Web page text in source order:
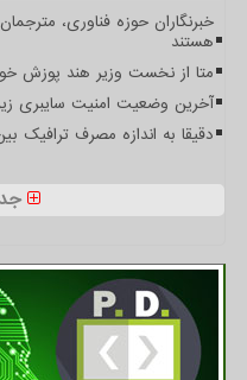
خبرنگاران حوزه فناوری،
هستند
متا از نخست وزیر هند پوزش
آخرین وضعیت امنیت سایبری
دقیقا به اندازه مصرف ترافیک